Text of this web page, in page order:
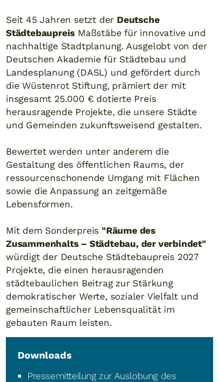
Seit 45 Jahren setzt der Deutsche
Städtebaupreis Maßstäbe für innovative und
nachhaltige Stadtplanung. Ausgelobt von der
Deutschen Akademie für Städtebau und
Landesplanung (DASL) und gefördert durch
die Wüstenrot Stiftung, prämiert der mit
insgesamt 25.000 € dotierte Preis
herausragende Projekte, die unsere Städte
und Gemeinden zukunftsweisend gestalten.
Bewertet werden unter anderem die
Gestaltung des öffentlichen Raums, der
ressourcenschonende Umgang mit Flächen
sowie die Anpassung an zeitgemäße
Lebensformen.
Mit dem Sonderpreis "Räume des
Zusammenhalts – Städtebau, der verbindet"
würdigt der Deutsche Städtebaupreis 2027
Projekte, die einen herausragenden
städtebaulichen Beitrag zur Stärkung
demokratischer Werte, sozialer Vielfalt und
gemeinschaftlicher Lebensqualität im
gebauten Raum leisten.
Downloads
Pressemitteilung zur Auslobung des